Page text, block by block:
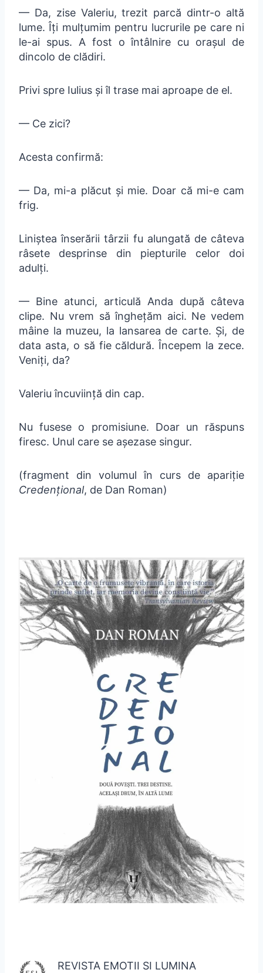
— Da, zise Valeriu, trezit parcă dintr-o altă
lume. Îți mulțumim pentru lucrurile pe care ni
le-ai spus. A fost o întâlnire cu orașul de
dincolo de clădiri.
Privi spre Iulius și îl trase mai aproape de el.
— Ce zici?
Acesta confirmă:
— Da, mi-a plăcut și mie. Doar că mi-e cam
frig.
Liniștea înserării târzii fu alungată de câteva
râsete desprinse din piepturile celor doi
adulți.
— Bine atunci, articulă Anda după câteva
clipe. Nu vrem să înghețăm aici. Ne vedem
mâine la muzeu, la lansarea de carte. Și, de
data asta, o să fie căldură. Începem la zece.
Veniți, da?
Valeriu încuviință din cap.
Nu fusese o promisiune. Doar un răspuns
firesc. Unul care se așezase singur.
(fragment din volumul în curs de apariție
Credențional, de Dan Roman)
REVISTA EMOTII SI LUMINA